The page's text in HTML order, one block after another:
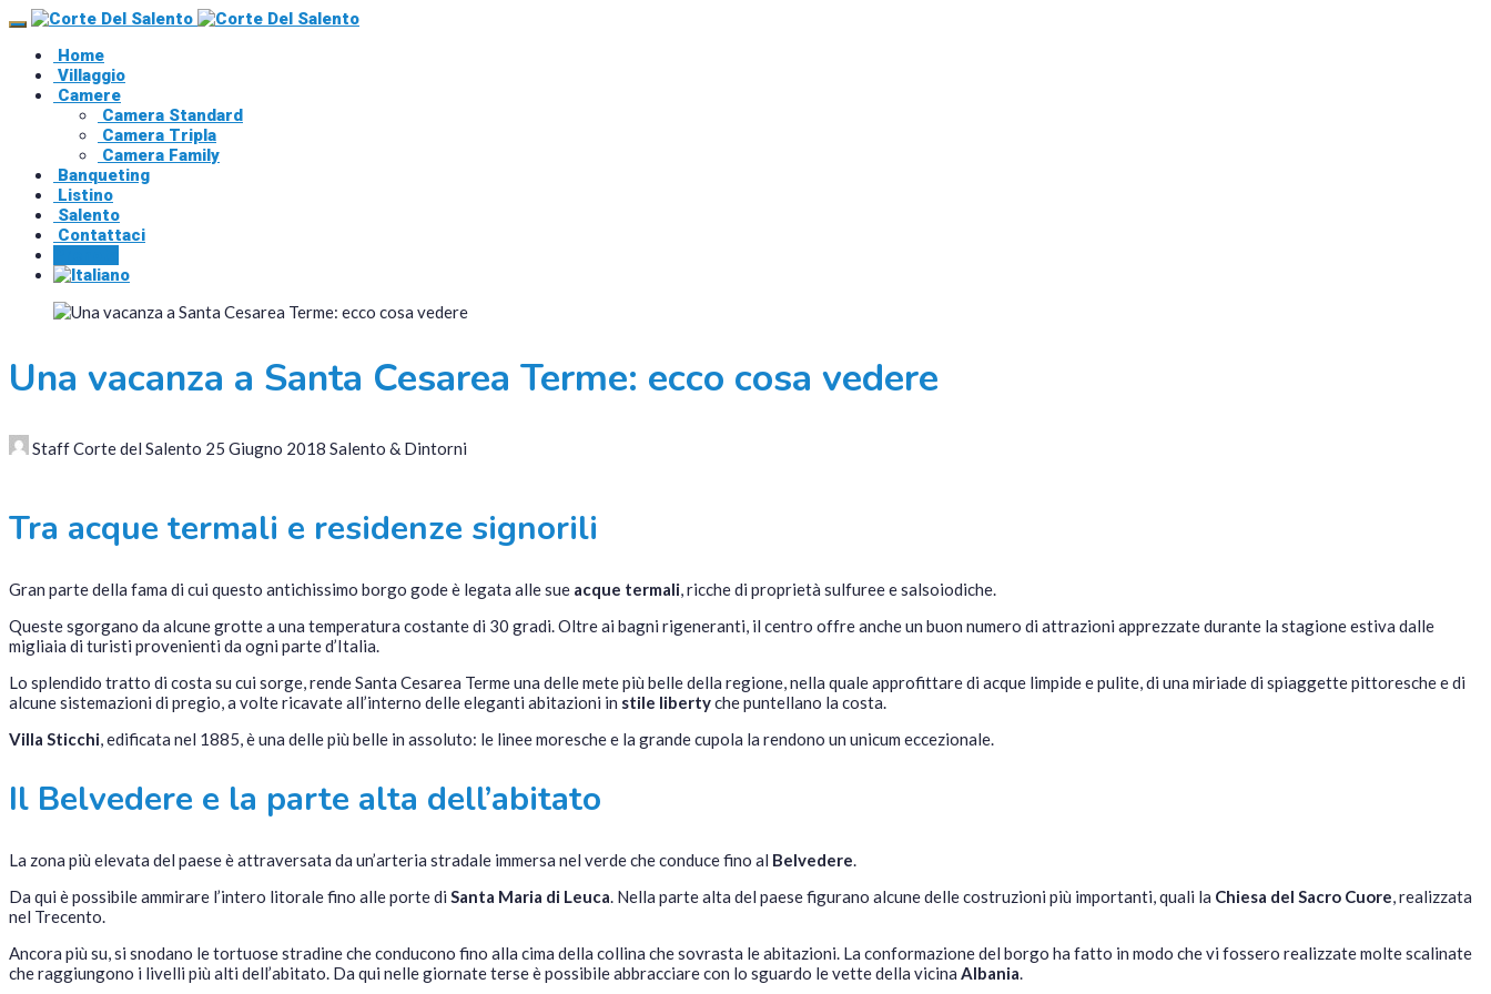
Home
Villaggio
Camere
Camera Standard
Camera Tripla
Camera Family
Banqueting
Listino
Salento
Contattaci
Una vacanza a Santa Cesarea Terme: ecco cosa vedere
Staff Corte del Salento 25 Giugno 2018 Salento & Dintorni
Tra acque termali e residenze signorili
Gran parte della fama di cui questo antichissimo borgo gode è legata alle sue acque termali, ricche di proprietà sulfuree e salsoiodiche.
Queste sgorgano da alcune grotte a una temperatura costante di 30 gradi. Oltre ai bagni rigeneranti, il centro offre anche un buon numero di attrazioni apprezzate durante la stagione estiva dalle
migliaia di turisti provenienti da ogni parte d’Italia.
Lo splendido tratto di costa su cui sorge, rende Santa Cesarea Terme una delle mete più belle della regione, nella quale approfittare di acque limpide e pulite, di una miriade di spiaggette pittoresche e di
alcune sistemazioni di pregio, a volte ricavate all’interno delle eleganti abitazioni in stile libertyche puntellano la costa.
Villa Sticchi, edificata nel 1885, è una delle più belle in assoluto: le linee moresche e la grande cupola la rendono un unicum eccezionale.
Il Belvedere e la parte alta dell’abitato
La zona più elevata del paese è attraversata da un’arteria stradale immersa nel verde che conduce fino al Belvedere.
Da qui è possibile ammirare l’intero litorale fino alle porte di Santa Maria di Leuca. Nella parte alta del paese figurano alcune delle costruzioni più importanti, quali la Chiesa del Sacro Cuore, realizzata
nel Trecento.
Ancora più su, si snodano le tortuose stradine che conducono fino alla cima della collina che sovrasta le abitazioni. La conformazione del borgo ha fatto in modo che vi fossero realizzate molte scalinate
che raggiungono i livelli più alti dell’abitato. Da qui nelle giornate terse è possibile abbracciare con lo sguardo le vette della vicina Albania.